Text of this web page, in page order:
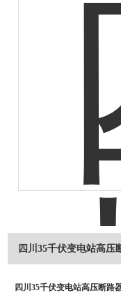
四川35千伏变电站高压
四川35千伏变电站高压断路